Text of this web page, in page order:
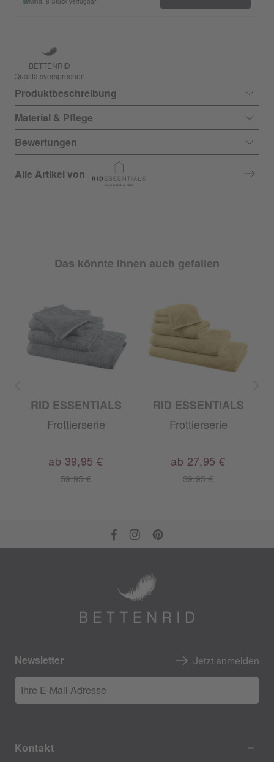
BETTENRID
Qualitätsversprechen
Produktbeschreibung
Material & Pflege
Bewertungen
Alle Artikel von
Das könnte Ihnen auch gefallen
RID ESSENTIALS
Frottierserie
59,95 €
ab 39,95 €
RID ESSENTIALS
Frottierserie
39,95 €
ab 27,95 €
Newsletter Jetzt anmelden
Ihre E-Mail Adresse
Kontakt